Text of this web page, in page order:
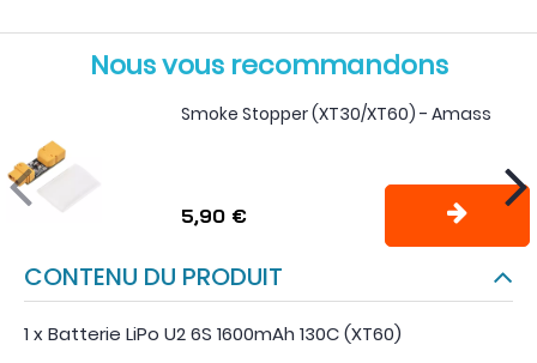
Nous vous recommandons
Smoke Stopper (XT30/XT60) - Amass
5,90 €
CONTENU DU PRODUIT
1 x Batterie LiPo U2 6S 1600mAh 130C (XT60)